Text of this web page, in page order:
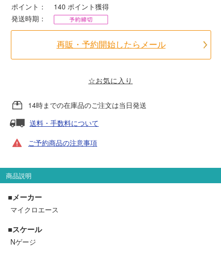
トラムウェイ
セール商品
中部
ポイント：
140 ポイント獲得
発送時期：
再販・予約開始したらメール
☆お気に入り
14時までの在庫品のご注文は当日発送
送料・手数料について
ご予約商品の注意事項
商品説明
■メーカー
マイクロエース
■スケール
Nゲージ